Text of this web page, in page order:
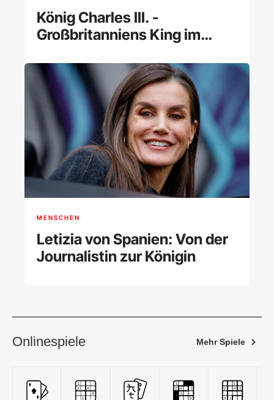
König Charles III. -
Großbritanniens King im
MENSCHEN
Letizia von Spanien: Von der
Journalistin zur Königin
Onlinespiele Mehr Spiele